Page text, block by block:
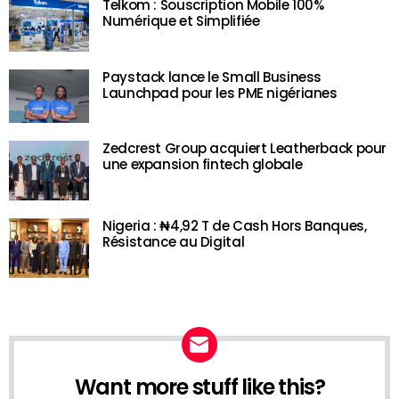
Telkom : Souscription Mobile 100%
Numérique et Simplifiée
Paystack lance le Small Business
Launchpad pour les PME nigérianes
Zedcrest Group acquiert Leatherback pour
une expansion fintech globale
Nigeria : ₦4,92 T de Cash Hors Banques,
Résistance au Digital
NEWSLETTER
Want more stuff like this?